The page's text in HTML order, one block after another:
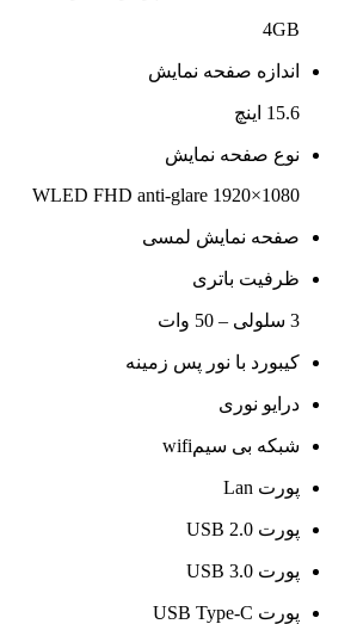
4GB
اندازه صفحه نمایش
15.6 اینچ
نوع صفحه نمایش
WLED FHD anti-glare 1920×1080
صفحه نمایش لمسی
ظرفیت باتری
3 سلولی – 50 وات
کیبورد با نور پس زمینه
درایو نوری
شبکه بی سیمwifi
پورت Lan
پورت USB 2.0
پورت USB 3.0
پورت USB Type-C